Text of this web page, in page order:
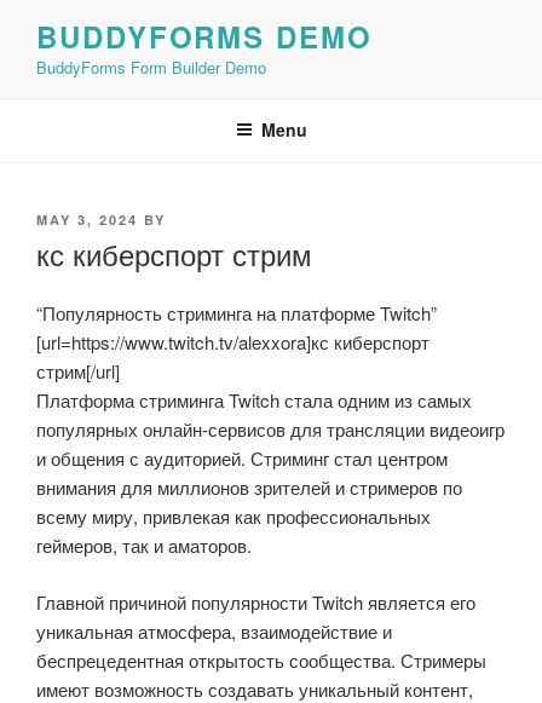
content
BUDDYFORMS DEMO
BuddyForms Form Builder Demo
Menu
POSTED
MAY 3, 2024 BY
кс киберспорт стрим
“Популярность стриминга на платформе Twitch”
[url=https://www.twitch.tv/alexxora]кс киберспорт
стрим[/url]
Платформа стриминга Twitch стала одним из самых
популярных онлайн-сервисов для трансляции видеоигр
и общения с аудиторией. Стриминг стал центром
внимания для миллионов зрителей и стримеров по
всему миру, привлекая как профессиональных
геймеров, так и аматоров.
Главной причиной популярности Twitch является его
уникальная атмосфера, взаимодействие и
беспрецедентная открытость сообщества. Стримеры
имеют возможность создавать уникальный контент,